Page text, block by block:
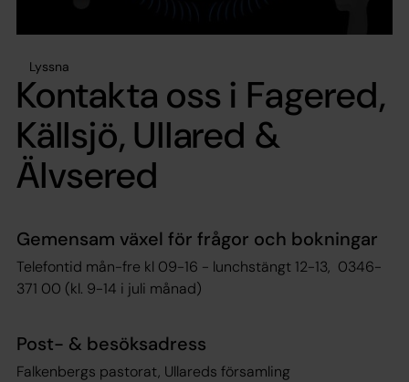
Lyssna
Kontakta oss i Fagered,
Källsjö, Ullared &
Älvsered
Gemensam växel för frågor och bokningar
Telefontid mån-fre kl 09-16 - lunchstängt 12-13, 0346-
371 00 (kl. 9-14 i juli månad)
Post- & besöksadress
Falkenbergs pastorat, Ullareds församling